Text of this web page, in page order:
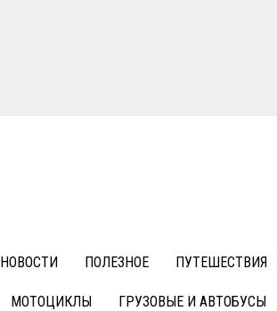
НОВОСТИ ПОЛЕЗНОЕ ПУТЕШЕСТВИЯ
МОТОЦИКЛЫ ГРУЗОВЫЕ И АВТОБУСЫ